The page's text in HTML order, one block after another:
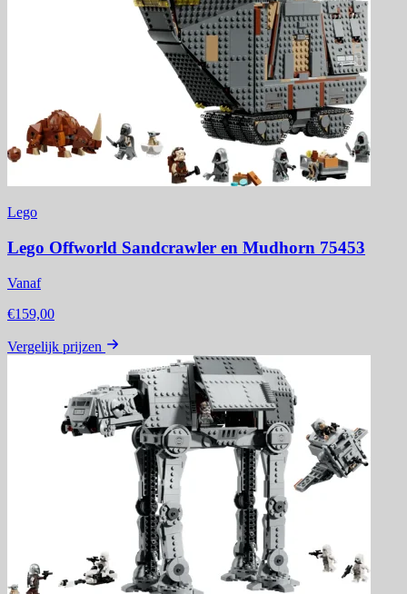
Lego
Lego Offworld Sandcrawler en Mudhorn 75453
Vanaf
€159,00
Vergelijk prijzen